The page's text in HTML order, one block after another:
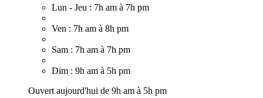
Lun - Jeu : 7h am à 7h pm
Ven : 7h am à 8h pm
Sam : 7h am à 7h pm
Dim : 9h am à 5h pm
Ouvert aujourd'hui de 9h am à 5h pm